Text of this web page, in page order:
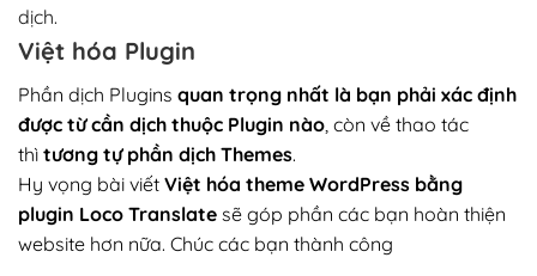
dịch.
Việt hóa Plugin
Phần dịch Plugins quan trọng nhất là bạn phải xác định
được từ cần dịch thuộc Plugin nào , còn về thao tác
thì tương tự phần dịch Themes.
Hy vọng bài viết Việt hóa theme WordPress bằng
plugin Loco Translate sẽ góp phần các bạn hoàn thiện
website hơn nữa. Chúc các bạn thành công